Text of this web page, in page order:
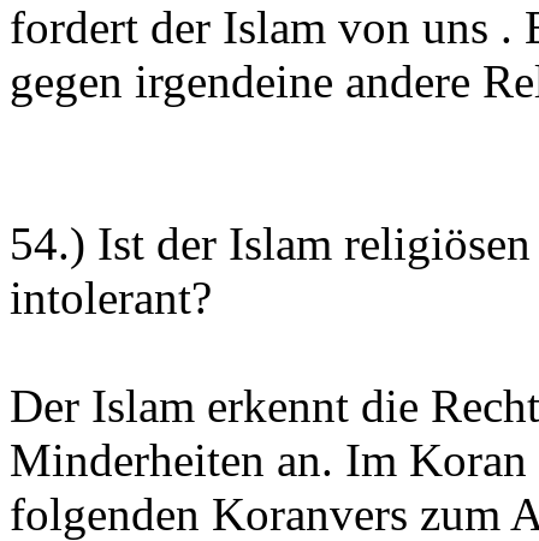
fordert der Islam von uns .
gegen irgendeine andere
54.) Ist der Islam
intolerant?
Der Islam erkennt die
Minderheiten an. Im
folgenden Koranvers zum